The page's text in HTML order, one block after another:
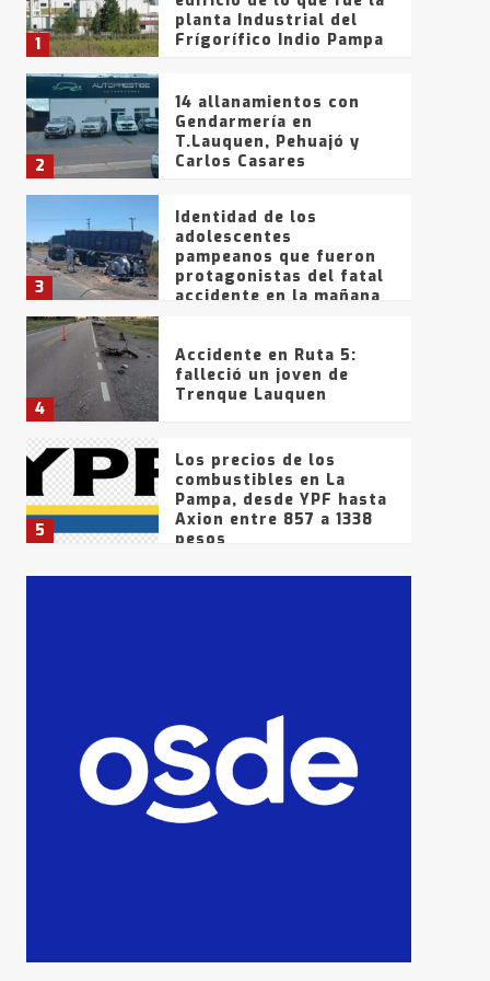
1
planta Industrial del
Frígorífico Indio Pampa
2
14 allanamientos con
Gendarmería en
T.Lauquen, Pehuajó y
Carlos Casares
3
Identidad de los
adolescentes
pampeanos que fueron
protagonistas del fatal
accidente en la mañana
4
Accidente en Ruta 5:
falleció un joven de
Trenque Lauquen
5
Los precios de los
combustibles en La
Pampa, desde YPF hasta
Axion entre 857 a 1338
pesos
La Bolsa de Cereales de
que intentaron evadir a
la Policía fueron
detenidos por
comercialización de
drogas en la tarde del
sábado